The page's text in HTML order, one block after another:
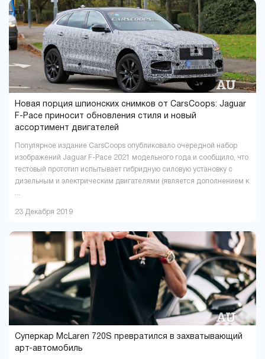
Новая порция шпионских снимков от СarsCoops: Jaguar
F-Pace приносит обновления стиля и новый
ассортимент двигателей
Популярное издание СarsCoops опубликовало очередной набор
изображений Jaguar F-Pace 2021 модельного года и сообщило, что
тестовый прототип испытывает гибридную силовую установку с
дизельным и электрическим двигателями (является дополнением к
...
23 Декабря 2019
Суперкар McLaren 720S превратился в захватывающий
арт-автомобиль